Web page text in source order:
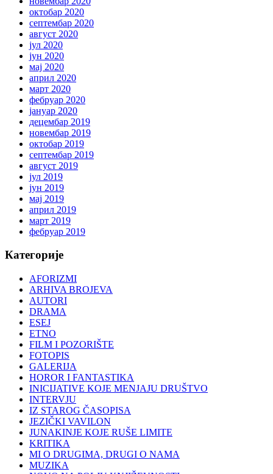
октобар 2020
септембар 2020
август 2020
јул 2020
јун 2020
мај 2020
април 2020
март 2020
фебруар 2020
јануар 2020
децембар 2019
новембар 2019
октобар 2019
септембар 2019
август 2019
јул 2019
јун 2019
мај 2019
април 2019
март 2019
фебруар 2019
Категорије
AFORIZMI
ARHIVA BROJEVA
AUTORI
DRAMA
ESEJ
ETNO
FILM I POZORIŠTE
FOTOPIS
GALERIJA
HOROR I FANTASTIKA
INICIJATIVE KOJE MENJAJU DRUŠTVO
INTERVJU
IZ STAROG ČASOPISA
JEZIČKI VAVILON
JUNAKINJE KOJE RUŠE LIMITE
KRITIKA
MI O DRUGIMA, DRUGI O NAMA
MUZIKA